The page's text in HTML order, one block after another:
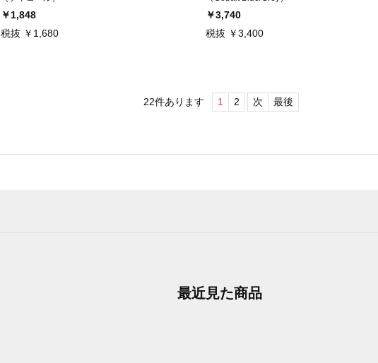
￥1,848
税抜 ￥1,680
￥3,740
税抜 ￥3,400
22件あります 1 2 次 最後
最近見た商品